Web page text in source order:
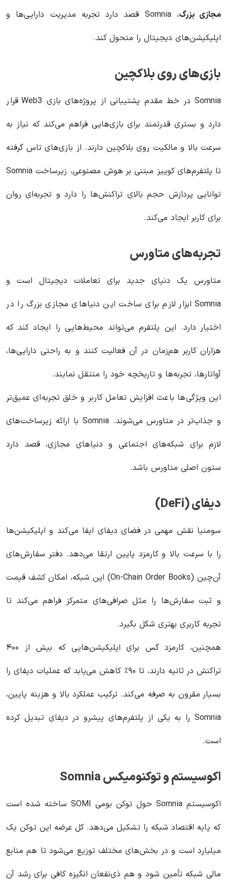
مجازی بزرگ
، Somnia قصد دارد تجربه مدیریت دارایی‌ها و
اپلیکیشن‌های دیجیتال را متحول کند.
بازی‌های روی بلاکچین
Somnia در خط مقدم پشتیبانی از پروژه‌های بازی Web3 قرار
دارد و بستری قدرتمند برای بازی‌هایی فراهم می‌کند که نیاز به
سرعت بالا و مالکیت روی بلاکچین دارند. از بازی‌های تاس گرفته
تا پلتفرم‌های کوییز مبتنی بر هوش مصنوعی، زیرساخت Somnia
توانایی پردازش حجم بالای تراکنش‌ها را دارد و تجربه‌ای روان
برای کاربر ایجاد می‌کند.
تجربه‌های متاورس
متاورس یک دنیای جدید برای تعاملات دیجیتال است و
Somnia ابزار لازم برای ساخت این دنیاهای مجازی بزرگ را در
اختیار دارد. این پلتفرم می‌تواند محیط‌هایی را ایجاد کند که
هزاران کاربر هم‌زمان در آن فعالیت کنند و به راحتی دارایی‌ها،
آواتارها، تجربه‌ها و تاریخچه خود را منتقل نمایند.
این ویژگی‌ها باعث افزایش تعامل کاربر و خلق تجربه‌ای عمیق‌تر
و جذاب‌تر در متاورس می‌شوند. Somnia با ارائه زیرساخت‌های
لازم برای شبکه‌های اجتماعی و دنیاهای مجازی، قصد دارد
ستون اصلی متاورس باشد.
دیفای (DeFi)
سومنیا نقش مهمی در فضای دیفای ایفا می‌کند و اپلیکیشن‌ها
را با سرعت بالا و کارمزد پایین ارتقا می‌دهد. دفتر سفارش‌های
آن‌چین (On-Chain Order Books) این شبکه، امکان کشف قیمت
و ثبت سفارش‌ها را مثل صرافی‌های متمرکز فراهم می‌کند تا
تجربه کاربری بهتری شکل بگیرد.
همچنین، کارمزد گس برای اپلیکیشن‌هایی که بیش از ۴۰۰
تراکنش در ثانیه دارند، تا ۹۰٪ کاهش می‌یابد که عملیات دیفای را
بسیار مقرون‌ به‌ صرفه می‌کند. ترکیب عملکرد بالا و هزینه پایین،
Somnia را به یکی از پلتفرم‌های پیشرو در دیفای تبدیل کرده
است.
اکوسیستم و توکنومیکس Somnia
اکوسیستم Somnia حول توکن بومی SOMI ساخته شده است
که پایه اقتصاد شبکه را تشکیل می‌دهد. کل عرضه این توکن یک
میلیارد است و در بخش‌های مختلف توزیع می‌شود تا هم منابع
مالی شبکه تأمین شود و هم ذی‌نفعان انگیزه کافی برای رشد آن